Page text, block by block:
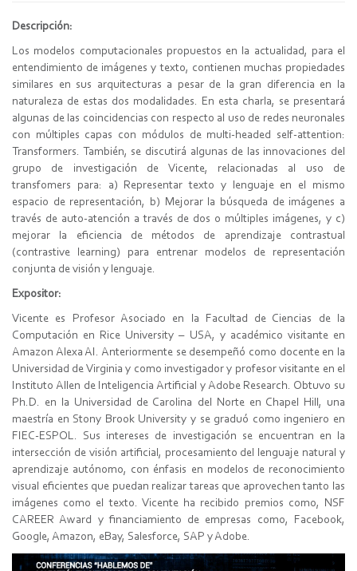
Descripción:
Los modelos computacionales propuestos en la actualidad, para el
entendimiento de imágenes y texto, contienen muchas propiedades
similares en sus arquitecturas a pesar de la gran diferencia en la
naturaleza de estas dos modalidades. En esta charla, se presentará
algunas de las coincidencias con respecto al uso de redes neuronales
con múltiples capas con módulos de multi-headed self-attention:
Transformers. También, se discutirá algunas de las innovaciones del
grupo de investigación de Vicente, relacionadas al uso de
transfomers para: a) Representar texto y lenguaje en el mismo
espacio de representación, b) Mejorar la búsqueda de imágenes a
través de auto-atención a través de dos o múltiples imágenes, y c)
mejorar la eficiencia de métodos de aprendizaje contrastual
(contrastive learning) para entrenar modelos de representación
conjunta de visión y lenguaje.
Expositor:
Vicente es Profesor Asociado en la Facultad de Ciencias de la
Computación en Rice University – USA, y académico visitante en
Amazon Alexa AI. Anteriormente se desempeñó como docente en la
Universidad de Virginia y como investigador y profesor visitante en el
Instituto Allen de Inteligencia Artificial y Adobe Research. Obtuvo su
Ph.D. en la Universidad de Carolina del Norte en Chapel Hill, una
maestría en Stony Brook University y se graduó como ingeniero en
FIEC-ESPOL. Sus intereses de investigación se encuentran en la
intersección de visión artificial, procesamiento del lenguaje natural y
aprendizaje autónomo, con énfasis en modelos de reconocimiento
visual eficientes que puedan realizar tareas que aprovechen tanto las
imágenes como el texto. Vicente ha recibido premios como, NSF
CAREER Award y financiamiento de empresas como, Facebook,
Google, Amazon, eBay, Salesforce, SAP y Adobe.